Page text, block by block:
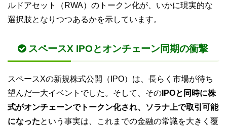
ルドアセット（RWA）のトークン化が、いかに現実的な
選択肢となりつつあるかを示しています。
スペースX IPOとオンチェーン同期の衝撃
スペースXの新規株式公開（IPO）は、長らく市場が待ち
望んだ一大イベントでした。そして、その IPOと同時に株
式がオンチェーンでトークン化され、ソラナ上で取引可能
になったという事実は、これまでの金融の常識を大きく覆